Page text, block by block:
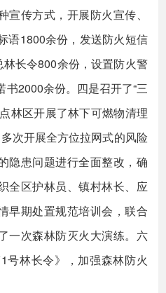
传方式，开展防火宣传、
语1800余份，发送防火短信
长令800余份，设置防火警
2000余份。四是召开了“三
林区开展了林下可燃物清理
次开展全方位拉网式的风险
隐患问题进行全面整改，确
全区护林员、镇村林长、应
早期处置规范培训会，联合
一次森林防灭火大演练。六
号林长令》，加强森林防火